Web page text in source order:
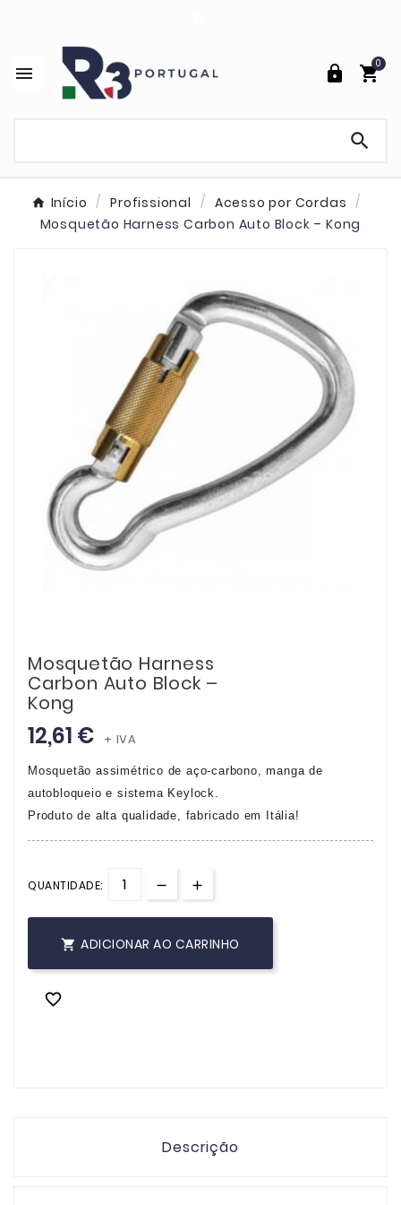
  
0

Início Profissional
Acesso por Cordas
Mosquetão Harness Carbon Auto Block – Kong
Mosquetão Harness
Carbon Auto Block –
Kong
12,61 € + IVA
Mosquetão assimétrico de aço-carbono, manga de
autobloqueio e sistema Keylock.
Produto de alta qualidade, fabricado em Itália!
QUANTIDADE:
 ADICIONAR AO CARRINHO

Descrição